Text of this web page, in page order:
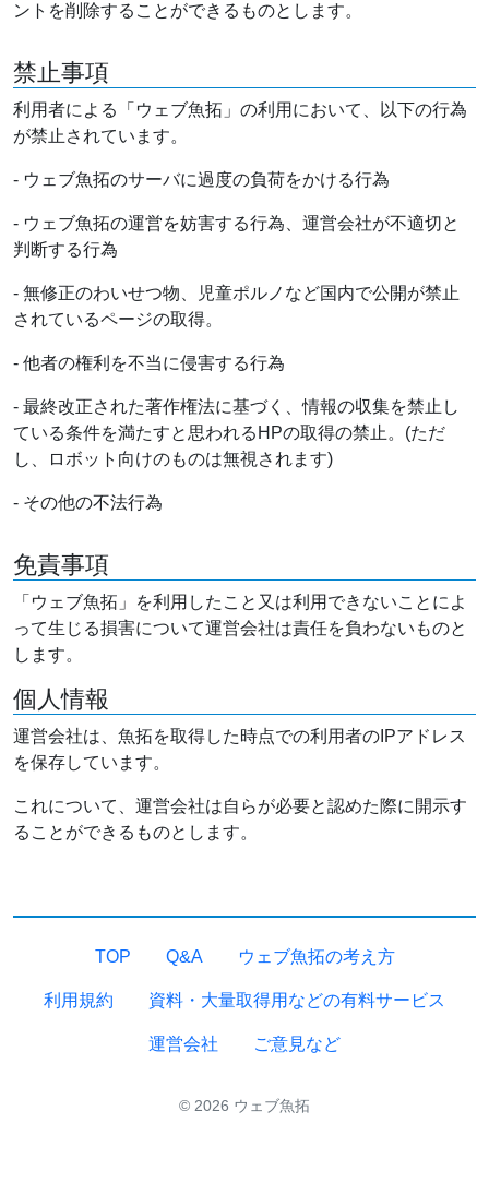
ントを削除することができるものとします。
禁止事項
利用者による「ウェブ魚拓」の利用において、以下の行為
が禁止されています。
- ウェブ魚拓のサーバに過度の負荷をかける行為
- ウェブ魚拓の運営を妨害する行為、運営会社が不適切と
判断する行為
- 無修正のわいせつ物、児童ポルノなど国内で公開が禁止
されているページの取得。
- 他者の権利を不当に侵害する行為
- 最終改正された著作権法に基づく、情報の収集を禁止し
ている条件を満たすと思われるHPの取得の禁止。(ただ
し、ロボット向けのものは無視されます)
- その他の不法行為
免責事項
「ウェブ魚拓」を利用したこと又は利用できないことによ
って生じる損害について運営会社は責任を負わないものと
します。
個人情報
運営会社は、魚拓を取得した時点での利用者のIPアドレス
を保存しています。
これについて、運営会社は自らが必要と認めた際に開示す
ることができるものとします。
TOP Q&A ウェブ魚拓の考え方
利用規約 資料・大量取得用などの有料サービス
運営会社 ご意見など
© 2026 ウェブ魚拓